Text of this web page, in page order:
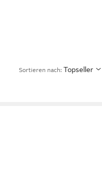
Sortieren nach: Topseller